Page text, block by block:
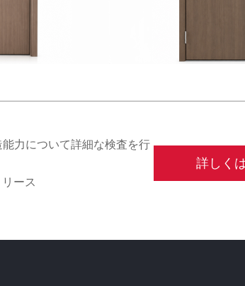
力について詳細な検査を行
ース
詳しく